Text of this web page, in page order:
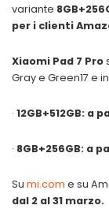
variante
per i clienti
Xiaomi Pad 7 Pro
Gray e Green17 e
· 12GB+512GB: a
· 8GB+256GB: a
Su mi.com e su
dal 2 al 31 marzo.